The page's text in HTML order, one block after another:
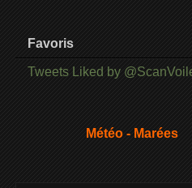
Favoris
Tweets Liked by
Météo - Marées